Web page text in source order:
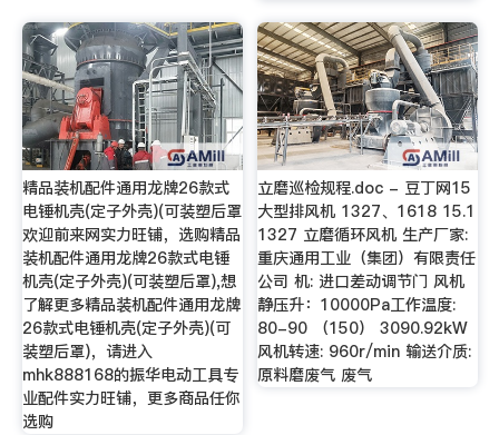
精品装机配件通用龙牌26款式
电锤机壳(定子外壳)(可装塑后罩
欢迎前来网实力旺铺，选购精品
装机配件通用龙牌26款式电锤
机壳(定子外壳)(可装塑后罩),想
了解更多精品装机配件通用龙牌
26款式电锤机壳(定子外壳)(可
装塑后罩)，请进入
mhk888168的振华电动工具专
业配件实力旺铺，更多商品任你
选购
立磨巡检规程.doc - 豆丁网15
大型排风机 1327、1618 15.1
1327 立磨循环风机 生产厂家:
重庆通用工业（集团）有限责任
公司 机: 进口差动调节门 风机
静压升：10000Pa工作温度:
80-90 （150） 3090.92kW
风机转速: 960r/min 输送介质:
原料磨废气 废气